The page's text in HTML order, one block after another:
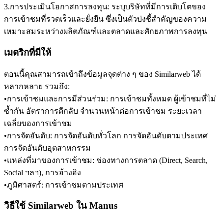
3.การประเมินโอกาสการลงทุน: ระบุบริษัทที่มีการเติบโตของ
การเข้าชมที่รวดเร็วและยั่งยืน ซึ่งเป็นตัวบ่งชี้สำคัญของความ
เหมาะสมระหว่างผลิตภัณฑ์และตลาดและศักยภาพการลงทุน
เมตริกที่มีให้
ตอนนี้คุณสามารถเข้าถึงข้อมูลจุดต่าง ๆ ของ Similarweb ได้
หลากหลาย รวมถึง:
•การเข้าชมและการมีส่วนร่วม: การเข้าชมทั้งหมด ผู้เข้าชมที่ไม่
ซ้ำกัน อัตราการตีกลับ จำนวนหน้าต่อการเข้าชม ระยะเวลา
เฉลี่ยของการเข้าชม
•การจัดอันดับ: การจัดอันดับทั่วโลก การจัดอันดับตามประเทศ
การจัดอันดับอุตสาหกรรม
•แหล่งที่มาของการเข้าชม: ช่องทางการตลาด (Direct, Search,
Social ฯลฯ), การอ้างอิง
•ภูมิศาสตร์: การเข้าชมตามประเทศ
วิธีใช้ Similarweb ใน Manus